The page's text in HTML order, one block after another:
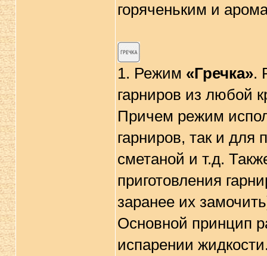
горяченьким и
1. Режим «Гречка».
гарниров из любой
Причем режим
гарниров, так и для
сметаной и т.д.
приготовления
заранее их
Основной принцип
испарении